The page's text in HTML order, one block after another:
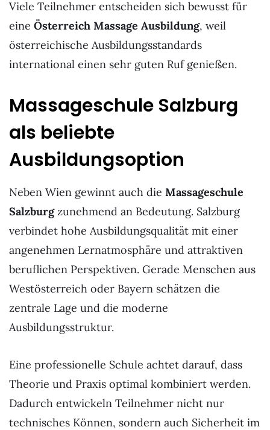
Viele Teilnehmer entscheiden sich bewusst für
eine Österreich Massage Ausbildung, weil
österreichische Ausbildungsstandards
international einen sehr guten Ruf genießen.
Massageschule Salzburg
als beliebte
Ausbildungsoption
Neben Wien gewinnt auch die Massageschule
Salzburgzunehmend an Bedeutung. Salzburg
verbindet hohe Ausbildungsqualität mit einer
angenehmen Lernatmosphäre und attraktiven
beruflichen Perspektiven. Gerade Menschen aus
Westösterreich oder Bayern schätzen die
zentrale Lage und die moderne
Ausbildungsstruktur.
Eine professionelle Schule achtet darauf, dass
Theorie und Praxis optimal kombiniert werden.
Dadurch entwickeln Teilnehmer nicht nur
technisches Können, sondern auch Sicherheit im